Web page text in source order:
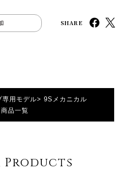
SHARE
専用モデル> 9Sメカニカル
商品一覧
Products